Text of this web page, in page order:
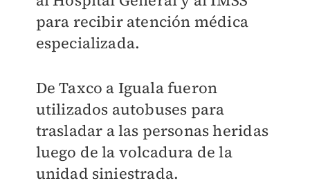
para recibir atención médica
especializada.
De Taxco a Iguala fueron
utilizados autobuses para
trasladar a las personas heridas
luego de la volcadura de la
unidad siniestrada.